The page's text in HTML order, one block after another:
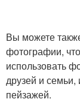
Вы можете
фотографии,
использовать
друзей и
пейзажей.